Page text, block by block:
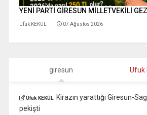
YENİ PARTİ GİRESUN MİLLETVEKİLİ
Ufuk KEKÜL 07 Ağustos 2026
giresun Ufuk
Ufuk KEKÜL: Kirazın yarattığı Giresun-
pekişti